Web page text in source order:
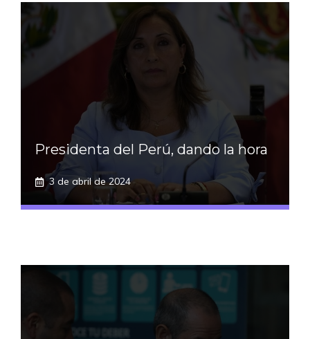
Presidenta del Perú, dando la hora
3 de abril de 2024